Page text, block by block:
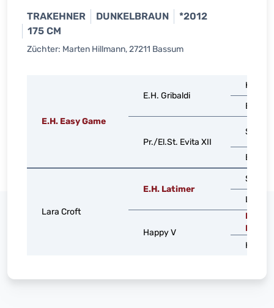
TRAKEHNER DUNKELBRAUN
*2012
175 CM
Züchter: Marten Hillmann, 27211 Bassum
E.H. Easy Game
Lara Croft
E.H. Gribaldi
Pr./El.St. Evita XII
E.H. Latimer
Happy V
El.St.
Elica
Saint
Lara
E.H.
Happy